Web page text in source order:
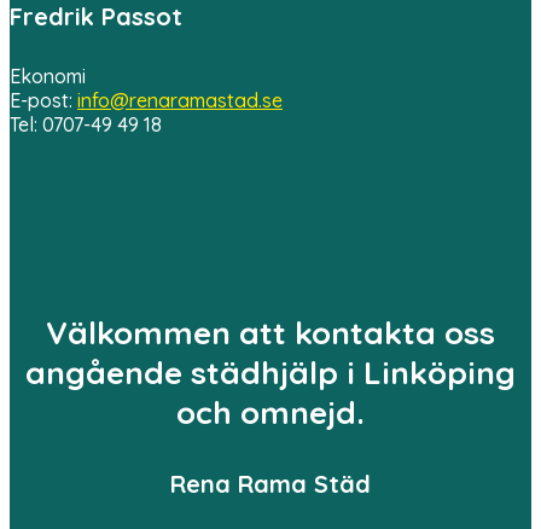
Fredrik Passot
Ekonomi
E-post: info@renaramastad.se
Tel: 0707-49 49 18
Välkommen att kontakta oss
angående städhjälp i Linköping
och omnejd.
Rena Rama Städ